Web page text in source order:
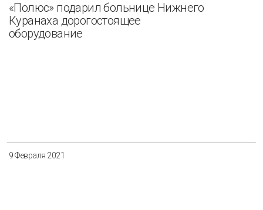
«Полюс» подарил больнице Нижнего
Куранаха дорогостоящее
оборудование
9 Февраля 2021